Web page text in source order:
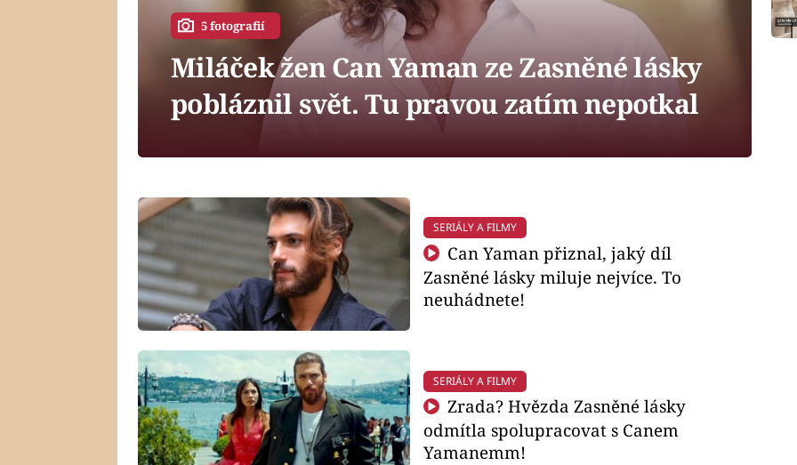
5 fotografií
Miláček žen Can Yaman ze Zasněné lásky
pobláznil svět. Tu pravou zatím nepotkal
SERIÁLY A FILMY
Can Yaman přiznal, jaký díl
Zasněné lásky miluje nejvíce. To
neuhádnete!
SERIÁLY A FILMY
Zrada? Hvězda Zasněné lásky
odmítla spolupracovat s Canem
Yamanemm!